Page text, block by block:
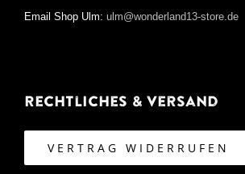
Email Shop Ulm: ulm@wonderland13-store.de
Rechtliches & Versand
VERTRAG WIDERRUFEN